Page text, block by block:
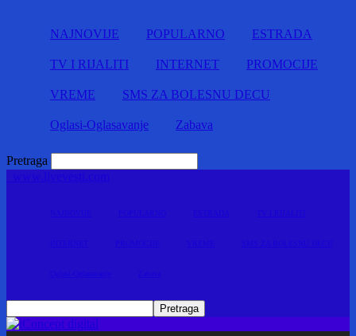
NAJNOVIJE POPULARNO ESTRADA
TV I RIJALITI INTERNET PROMOCIJE
VREME SMS ZA BOLESNU DECU
Oglasi-Oglasavanje Zabava
Pretraga